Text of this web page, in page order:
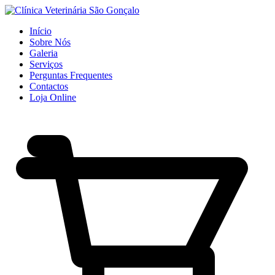
Início
Sobre Nós
Galeria
Serviços
Perguntas Frequentes
Contactos
Loja Online